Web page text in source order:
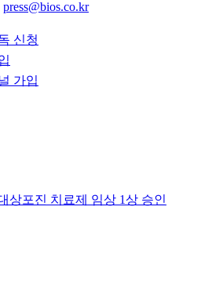
press@bios.co.kr
신청
가입
상포진 치료제 임상 1상 승인